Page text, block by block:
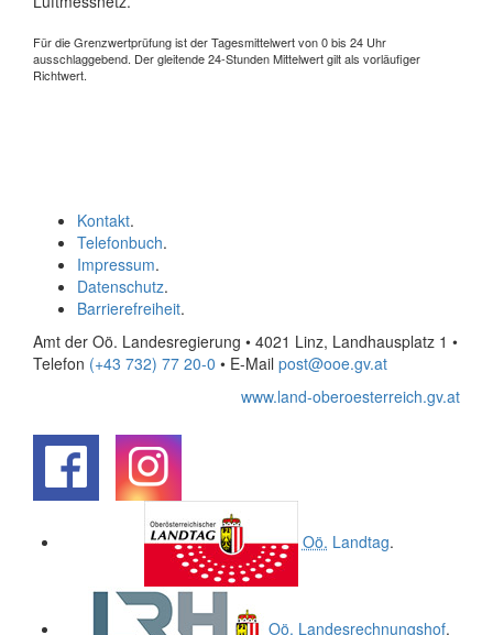
Für die Grenzwertprüfung ist der Tagesmittelwert von 0 bis 24 Uhr
ausschlaggebend. Der gleitende 24-Stunden Mittelwert gilt als vorläufiger
Richtwert.
Kontakt.
Telefonbuch.
Impressum.
Datenschutz.
Barrierefreiheit.
Amt der Oö. Landesregierung • 4021 Linz, Landhausplatz 1 •
Telefon (+43 732) 77 20-0 • E-Mail post@ooe.gv.at
www.land-oberoesterreich.gv.at
Oö. Landtag.
Oö. Landesrechnungshof.